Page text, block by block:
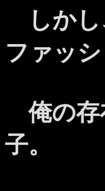
しかし
ファッ
俺の存
子。